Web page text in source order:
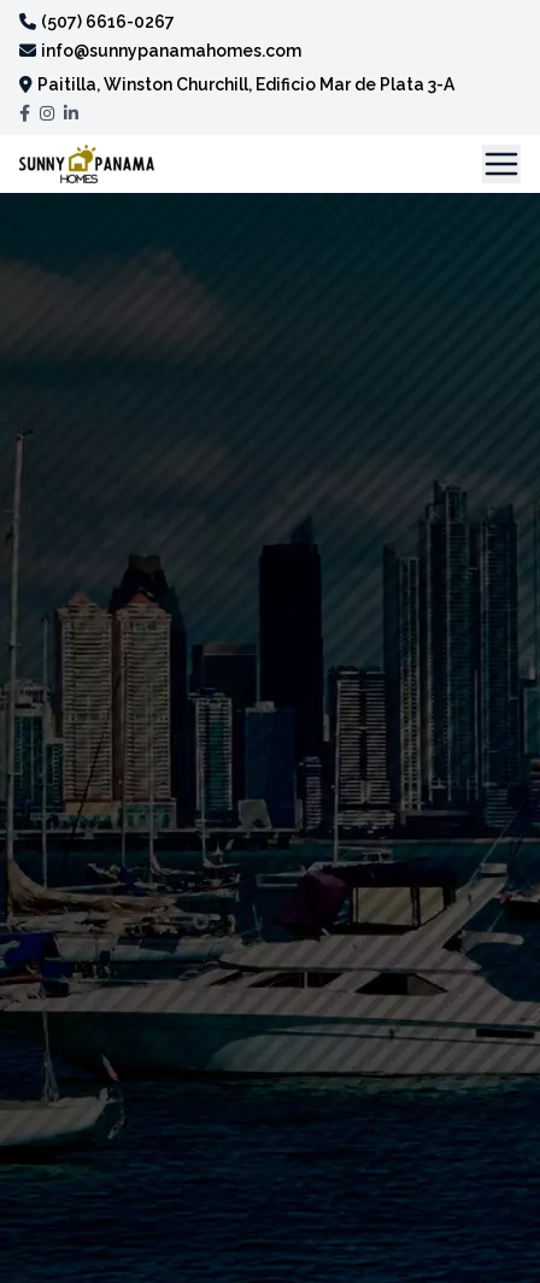
(507) 6616-0267
info@sunnypanamahomes.com
Paitilla, Winston Churchill, Edificio Mar de Plata 3-A